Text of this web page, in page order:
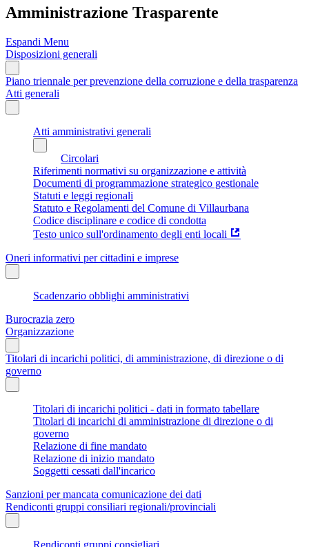
Amministrazione Trasparente
Espandi Menu
Disposizioni generali
Piano triennale per prevenzione della corruzione e della trasparenza
Atti generali
Atti amministrativi generali
Circolari
Riferimenti normativi su organizzazione e attività
Documenti di programmazione strategico gestionale
Statuti e leggi regionali
Statuto e Regolamenti del Comune di Villaurbana
Codice disciplinare e codice di condotta
Testo unico sull'ordinamento degli enti locali
Oneri informativi per cittadini e imprese
Scadenzario obblighi amministrativi
Burocrazia zero
Organizzazione
Titolari di incarichi politici, di amministrazione, di direzione o di
governo
Titolari di incarichi politici - dati in formato tabellare
Titolari di incarichi di amministrazione di direzione o di
governo
Relazione di fine mandato
Relazione di inizio mandato
Soggetti cessati dall'incarico
Sanzioni per mancata comunicazione dei dati
Rendiconti gruppi consiliari regionali/provinciali
Rendiconti gruppi consigliari